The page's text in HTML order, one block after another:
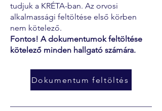
tudjuk a KRÉTA-ban. Az orvosi
alkalmassági feltöltése első körben
nem kötelező.
Fontos! A dokumentumok feltöltése
kötelező minden hallgató számára.
Dokumentum feltöltés